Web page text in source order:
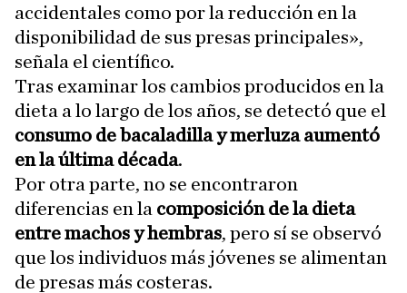
accidentales como por la reducción en la
disponibilidad de sus presas principales»,
señala el científico.
Tras examinar los cambios producidos en la
dieta a lo largo de los años, se detectó que el
consumo de bacaladilla y merluza aumentó
en la última década.
Por otra parte, no se encontraron
diferencias en la composición de la dieta
entre machos y hembras, pero sí se observó
que los individuos más jóvenes se alimentan
de presas más costeras.